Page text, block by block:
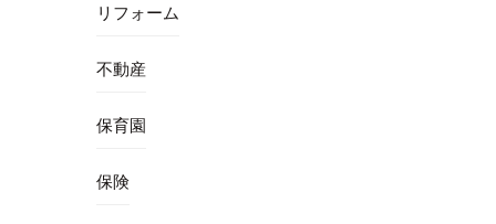
リフォーム
不動産
保育園
保険